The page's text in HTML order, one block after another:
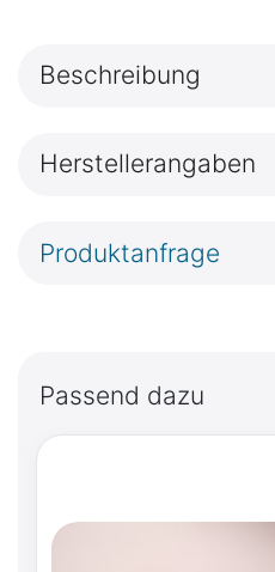
Beschreibung
Herstellerangaben
Produktanfrage
Passend dazu